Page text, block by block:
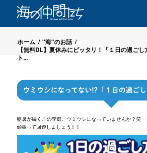
ホーム / "海"のお話 /
【無料DL】夏休みにピッタリ！「１日の過ごし
ト...
ウミウシになってない!?「１日の過ご
酷暑が続くこの季節。ウミウシになっていませんか？笑
頑張って回遊しましょう！！